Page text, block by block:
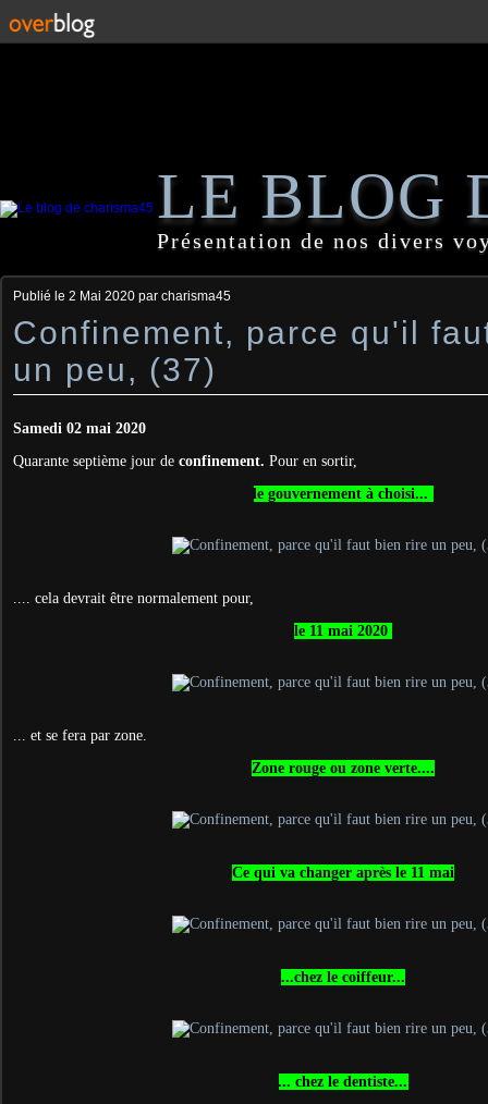
LE BLOG
Présentation de nos divers
Publié le 2 Mai 2020 par charisma45
Confinement, parce qu'il
un peu, (37)
Samedi 02 mai 2020
Quarante septième jour de confinement. Pour en sortir,
le gouvernement à choisi...
.... cela devrait être normalement pour,
le 11 mai 2020
... et se fera par zone.
Zone rouge ou zone verte....
Ce qui va changer après le 11 mai
...chez le coiffeur...
... chez le dentiste...